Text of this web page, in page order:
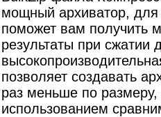
мощный архиватор,
поможет вам получить
результаты при сжатии
позволяет создавать
раз меньше по
использованием